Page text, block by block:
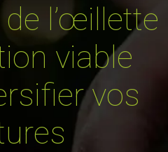
l’œillette
viable
vos